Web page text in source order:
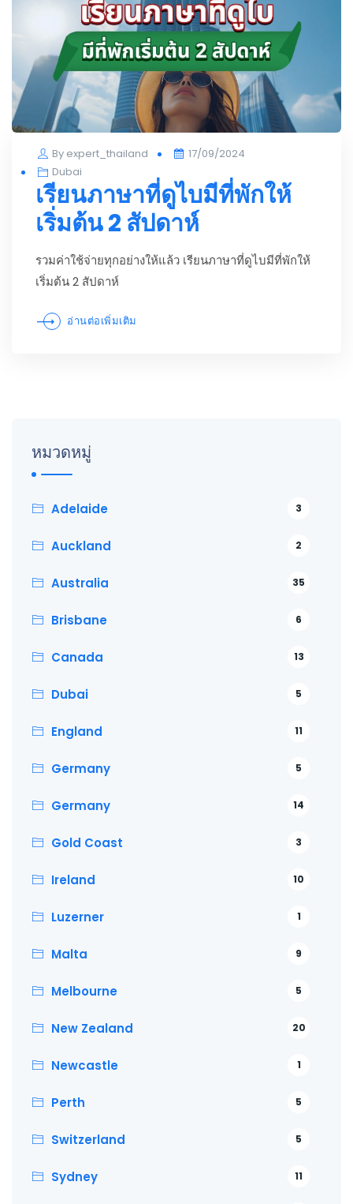
By expert_thailand
Posted
17/09/2024
Dubai
เรียนภาษาที่ดูไบมีที่พักให้
เริ่มต้น 2 สัปดาห์
รวมค่าใช้จ่ายทุกอย่างให้แล้ว เรียนภาษาที่ดูไบมีที่พักให้
เริ่มต้น 2 สัปดาห์
อ่านต่อเพิ่มเติม
หมวดหมู่
Adelaide 3
Auckland 2
Australia 35
Brisbane 6
Canada 13
Dubai 5
England 11
Germany 5
Germany 14
Gold Coast 3
Ireland 10
Luzerner 1
Malta 9
Melbourne 5
New Zealand 20
Newcastle 1
Perth 5
Switzerland 5
Sydney 11